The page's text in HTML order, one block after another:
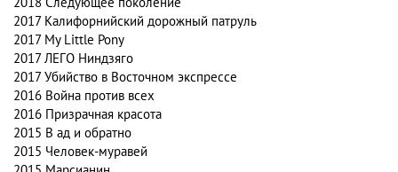
2017 Калифорнийский дорожный патруль
2017 My Little Pony
2017ЛЕГО Ниндзяго
2017Убийство в Восточном экспрессе
2016 Война против всех
2016 Призрачная красота
2015 В ад и обратно
2015 Человек-муравей